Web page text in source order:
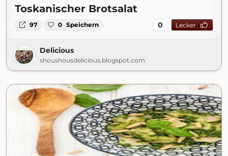
Toskanischer Brotsalat
97 0 Speichern 0 Lecker
Delicious
shoushousdelicious.blogspot.com